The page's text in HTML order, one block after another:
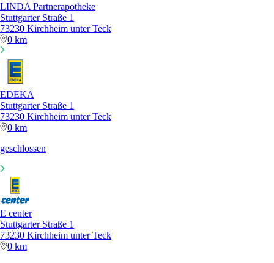
LINDA Partnerapotheke
Stuttgarter Straße 1
73230 Kirchheim unter Teck
0 km
EDEKA
Stuttgarter Straße 1
73230 Kirchheim unter Teck
0 km
geschlossen
E center
Stuttgarter Straße 1
73230 Kirchheim unter Teck
0 km